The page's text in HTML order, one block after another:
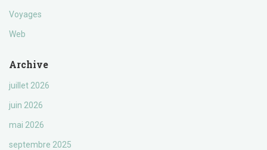
Voyages
Web
Archive
juillet 2026
juin 2026
mai 2026
septembre 2025